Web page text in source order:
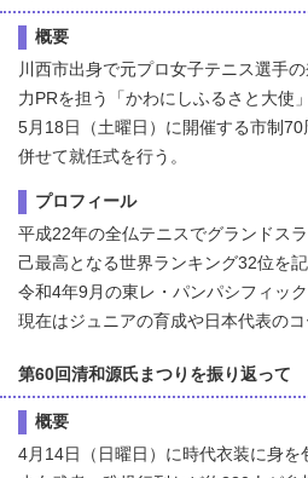
概要
川西市出身で元プロ女子テニス選手
力PRを担う「かわにしふるさと大使
5月18日（土曜日）に開催する市制
併せて就任式を行う。
プロフィール
平成22年の全仏テニスでグランドス
己最高となる世界ランキング32位を記
令和4年9月の東レ・パンパシフィッ
現在はジュニアの育成や日本代表のコ
第60回清和源氏まつりを振り返って
概要
4月14日（日曜日）に時代衣装に身